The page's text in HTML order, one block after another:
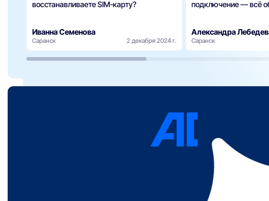
восстанавливаете SIM‑карту?
Иванна Семенова
Саранск 2 декабря 2024 г.
подключение — всё
Александра
Саранск